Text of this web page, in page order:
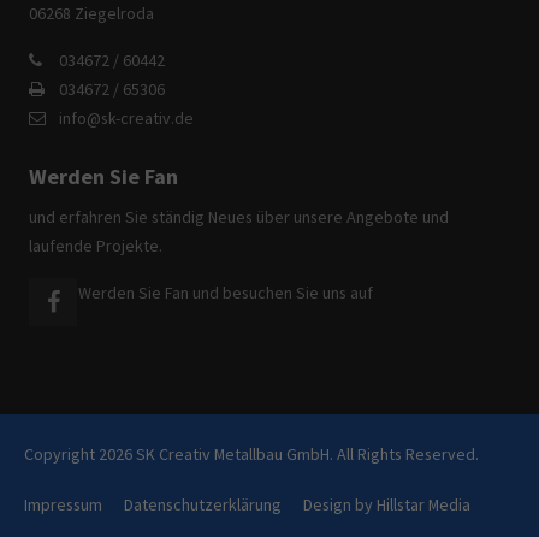
06268 Ziegelroda
034672 / 60442
034672 / 65306
info@sk-creativ.de
Werden Sie Fan
und erfahren Sie ständig Neues über unsere Angebote und
laufende Projekte.
Werden Sie Fan und besuchen Sie uns auf
Copyright 2026 SK Creativ Metallbau GmbH. All Rights Reserved.
Impressum Datenschutzerklärung Design by Hillstar Media